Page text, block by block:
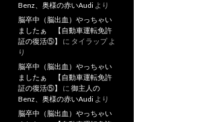
Benz、奥様の赤いAudi より
脳卒中（脳出血）やっちゃい
ましたぁ 【自動車運転免許
証の復活⑤】
に タイラップよ
り
脳卒中（脳出血）やっちゃい
ましたぁ 【自動車運転免許
証の復活⑤】
に 御主人の
Benz、奥様の赤いAudi より
脳卒中（脳出血）やっちゃい